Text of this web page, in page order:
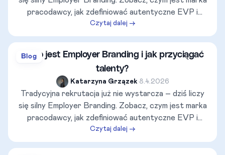
pracodawcy, jak zdefiniować autentyczne EVP i
uniknąć najczęstszych błędów, przez które
pracownicy odchodzą w pierwszym miesiącu.
systemami takimi jak rcponline.pl, to klucz do lojalności
Twojego zespołu!
Czytaj dalej →
Blog
Co to jest Employer Branding i jak przyciągać
talenty?
Katarzyna Grzązek•8.4.2026
Tradycyjna rekrutacja już nie wystarcza – dziś liczy
się silny Employer Branding. Zobacz, czym jest marka
pracodawcy, jak zdefiniować autentyczne EVP i
uniknąć najczęstszych błędów, przez które
pracownicy odchodzą w pierwszym miesiącu.
Czytaj dalej →